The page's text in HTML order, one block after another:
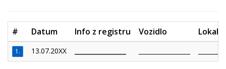
# Datum Info z registru Vozidlo
1. 13.07.20XX